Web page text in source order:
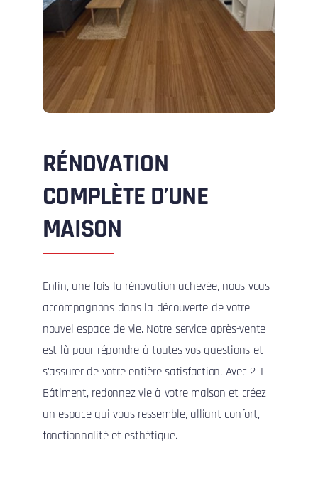
RÉNOVATION
COMPLÈTE D’UNE
MAISON
Enfin, une fois la rénovation achevée, nous vous
accompagnons dans la découverte de votre
nouvel espace de vie. Notre service après-vente
est là pour répondre à toutes vos questions et
s’assurer de votre entière satisfaction. Avec 2TI
Bâtiment, redonnez vie à votre maison et créez
un espace qui vous ressemble, alliant confort,
fonctionnalité et esthétique.